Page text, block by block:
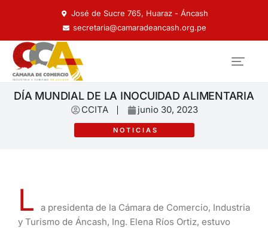
José de Sucre 765, Huaraz - Áncash
secretaria@camaradeancash.org.pe
DÍA MUNDIAL DE LA INOCUIDAD ALIMENTARIA
CCITA junio 30, 2023
NOTICIAS
L
a presidenta de la Cámara de Comercio, Industria
y Turismo de Áncash, Ing. Elena Ríos Ortiz, estuvo